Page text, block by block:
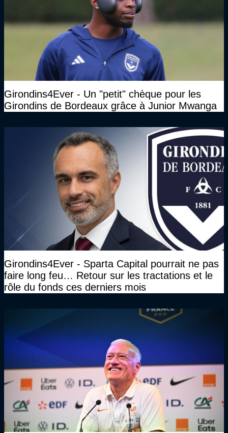
Girondins4Ever - Un "petit" chèque pour les
Girondins de Bordeaux grâce à Junior Mwanga
Girondins4Ever - Sparta Capital pourrait ne pas
faire long feu… Retour sur les tractations et le
rôle du fonds ces derniers mois